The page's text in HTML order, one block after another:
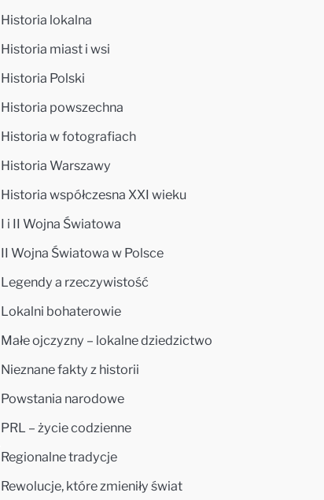
Historia lokalna
Historia miast i wsi
Historia Polski
Historia powszechna
Historia w fotografiach
Historia Warszawy
Historia współczesna XXI wieku
I i II Wojna Światowa
II Wojna Światowa w Polsce
Legendy a rzeczywistość
Lokalni bohaterowie
Małe ojczyzny – lokalne dziedzictwo
Nieznane fakty z historii
Powstania narodowe
PRL – życie codzienne
Regionalne tradycje
Rewolucje, które zmieniły świat